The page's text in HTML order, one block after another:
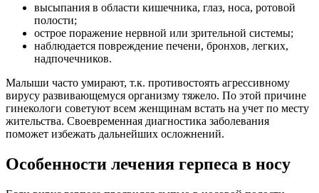
высыпания в области кишечника, глаз, носа, ротовой
полости;
острое поражение нервной или зрительной системы;
наблюдается повреждение печени, бронхов, легких,
надпочечников.
Малыши часто умирают, т.к. противостоять агрессивному
вирусу развивающемуся организму тяжело. По этой причине
гинекологи советуют всем женщинам встать на учет по месту
жительства. Своевременная диагностика заболевания
поможет избежать дальнейших осложнений.
Особенности лечения герпеса в носу